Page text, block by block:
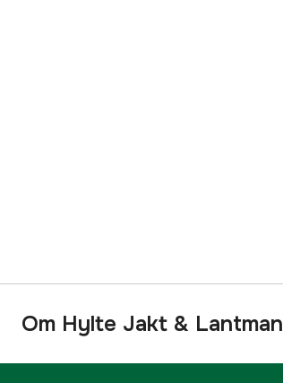
Om Hylte Jakt & Lantman